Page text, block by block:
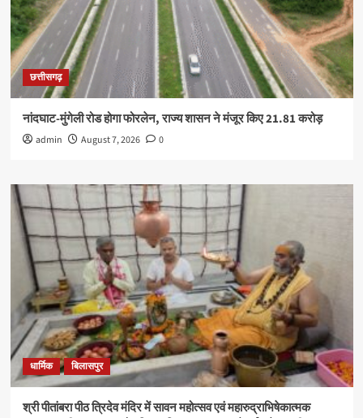
छत्तीसगढ़
नांदघाट-मुंगेली रोड होगा फोरलेन, राज्य शासन ने मंजूर किए 21.81 करोड़
admin August 7, 2026 0
धार्मिक बिलासपुर
श्री पीतांबरा पीठ त्रिदेव मंदिर में सावन महोत्सव एवं महारुद्राभिषेकात्मक